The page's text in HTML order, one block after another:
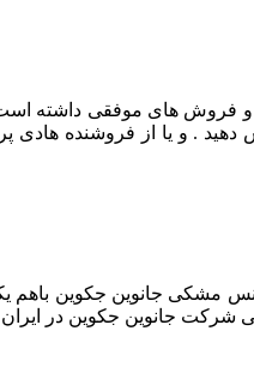
فروش های موفقی داشته است
. و یا از فروشنده هادی
مشکی جانوین جکوین باهم
شرکت جانوین جکوین در ایران